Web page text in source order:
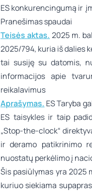
ES konkurencingumą ir
Pranešimas spaudai
Teisės aktas. 2025 m.
2025/794, kuria iš dalies
tai susiję su datomis,
informacijos apie
reikalavimus
Aprašymas. ES Taryba
ES taisykles ir taip
„Stop-the-clock“
ir deramo patikrinimo
nuostatų perkėlimo į
Šis pasiūlymas yra 2025
kuriuo siekiama